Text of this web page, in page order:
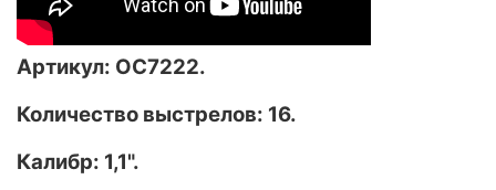
Артикул: ОС7222.
Количество выстрелов: 16.
Калибр: 1,1".